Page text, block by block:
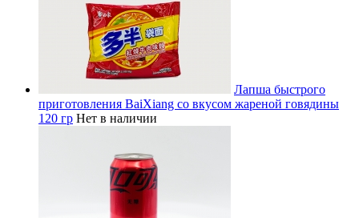
Лапша быстрого
приготовления BaiXiang со вкусом жареной говядины
120 гр Нет в наличии